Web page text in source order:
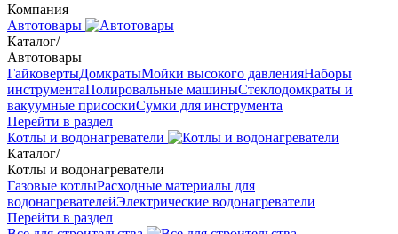
Компания
Автотовары
Каталог/
Автотовары
ГайковертыДомкратыМойки высокого давленияНаборы
инструментаПолировальные машиныСтеклодомкраты и
вакуумные присоскиСумки для инструмента
Перейти в раздел
Котлы и водонагреватели
Каталог/
Котлы и водонагреватели
Газовые котлыРасходные материалы для
водонагревателейЭлектрические водонагреватели
Перейти в раздел